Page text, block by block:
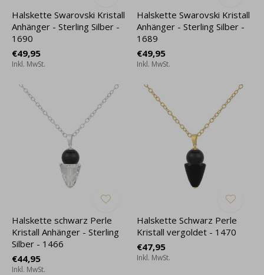
Halskette Swarovski Kristall
Anhänger - Sterling Silber -
1690
€49,95
Inkl. MwSt.
Halskette Swarovski Kristall
Anhänger - Sterling Silber -
1689
€49,95
Inkl. MwSt.
Halskette schwarz Perle
Kristall Anhänger - Sterling
Silber - 1466
€44,95
Inkl. MwSt.
Halskette Schwarz Perle
Kristall vergoldet - 1470
€47,95
Inkl. MwSt.